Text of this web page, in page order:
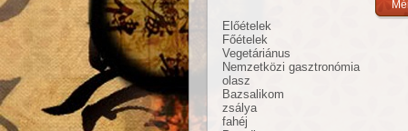
Előételek
Főételek
Vegetáriánus
Nemzetközi gasztronómia
olasz
Bazsalikom
zsálya
fahéj